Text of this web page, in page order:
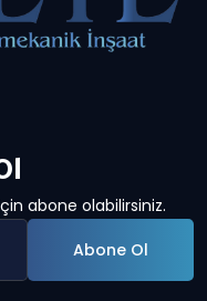
abone olabilirsiniz.
Abone Ol